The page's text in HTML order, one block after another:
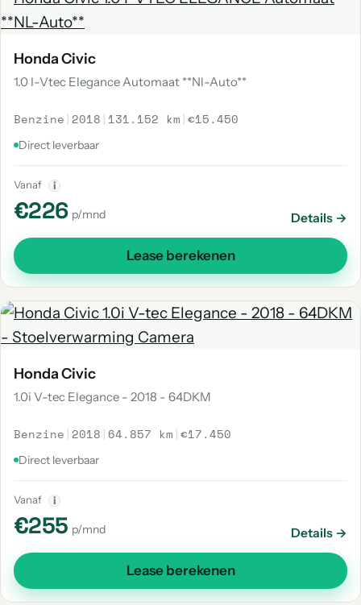
Honda Civic
1.0 I-Vtec Elegance Automaat **Nl-Auto**
Benzine | 2018 | 131.152 km |€15.450
Direct leverbaar
Vanaf i
€226 p/mnd Details →
Lease berekenen
Honda Civic
1.0i V-tec Elegance - 2018 - 64DKM
Benzine | 2018 | 64.857 km |€17.450
Direct leverbaar
Vanaf i
€255 p/mnd Details →
Lease berekenen